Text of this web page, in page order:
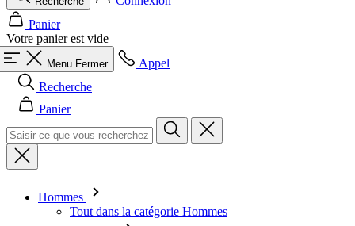
Panier
Votre panier est vide
Menu Fermer
Appel
Recherche
Panier
Hommes
Tout dans la catégorie Hommes